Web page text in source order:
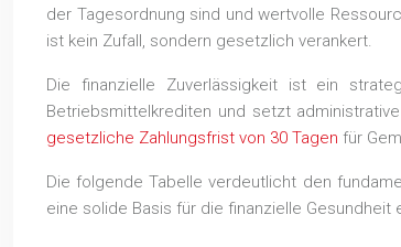
der Tagesordnung sind und wertvolle
ist kein Zufall, sondern gesetzlich verankert.
Die finanzielle Zuverlässigkeit ist ein
Betriebsmittelkrediten und setzt
gesetzliche Zahlungsfrist von 30 Tagen für
Die folgende Tabelle verdeutlicht den
eine solide Basis für die finanzielle Gesundheit